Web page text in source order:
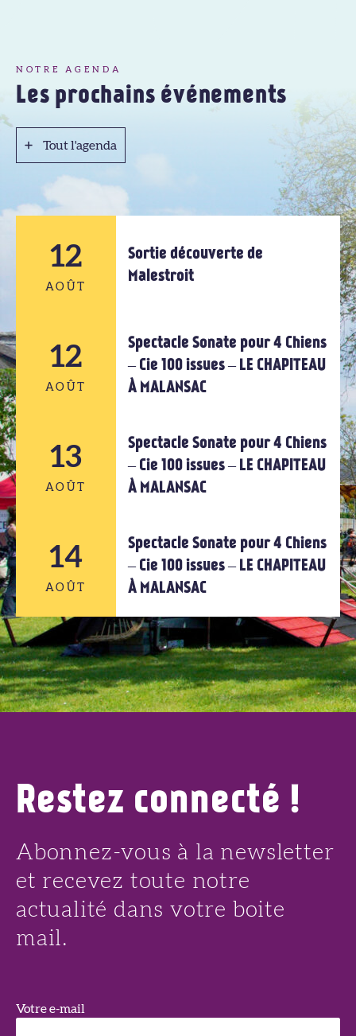
NOTRE AGENDA
Les prochains événements
Tout l'agenda
Tout l'agenda
12
AOÛT
12
AOÛT
Sortie découverte de
Malestroit
12
AOÛT
12
AOÛT
Spectacle Sonate pour 4 Chiens
– Cie 100 issues – LE CHAPITEAU
À MALANSAC
13
AOÛT
13
AOÛT
Spectacle Sonate pour 4 Chiens
– Cie 100 issues – LE CHAPITEAU
À MALANSAC
14
AOÛT
14
AOÛT
Spectacle Sonate pour 4 Chiens
– Cie 100 issues – LE CHAPITEAU
À MALANSAC
Restez connecté !
Abonnez-vous à la newsletter
et recevez toute notre
actualité dans votre boite
mail.
Votre e-mail